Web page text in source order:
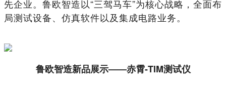
先企业。鲁欧智造以“三驾马车”为核心战略，全面布
局测试设备、仿真软件以及集成电路业务。
鲁欧智造新品展示——赤霄-TIM测试仪